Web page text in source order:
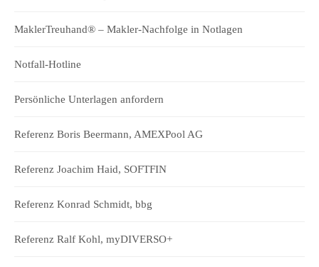
MaklerTreuhand® – Makler-Nachfolge in Notlagen
Notfall-Hotline
Persönliche Unterlagen anfordern
Referenz Boris Beermann, AMEXPool AG
Referenz Joachim Haid, SOFTFIN
Referenz Konrad Schmidt, bbg
Referenz Ralf Kohl, myDIVERSO+